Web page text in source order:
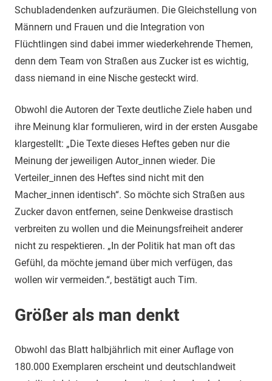
Schubladendenken aufzuräumen. Die Gleichstellung von
Männern und Frauen und die Integration von
Flüchtlingen sind dabei immer wiederkehrende Themen,
denn dem Team von Straßen aus Zucker ist es wichtig,
dass niemand in eine Nische gesteckt wird.
Obwohl die Autoren der Texte deutliche Ziele haben und
ihre Meinung klar formulieren, wird in der ersten Ausgabe
klargestellt: „Die Texte dieses Heftes geben nur die
Meinung der jeweiligen Autor_innen wieder. Die
Verteiler_innen des Heftes sind nicht mit den
Macher_innen identisch“. So möchte sich Straßen aus
Zucker davon entfernen, seine Denkweise drastisch
verbreiten zu wollen und die Meinungsfreiheit anderer
nicht zu respektieren. „In der Politik hat man oft das
Gefühl, da möchte jemand über mich verfügen, das
wollen wir vermeiden.“, bestätigt auch Tim.
Größer als man denkt
Obwohl das Blatt halbjährlich mit einer Auflage von
180.000 Exemplaren erscheint und deutschlandweit